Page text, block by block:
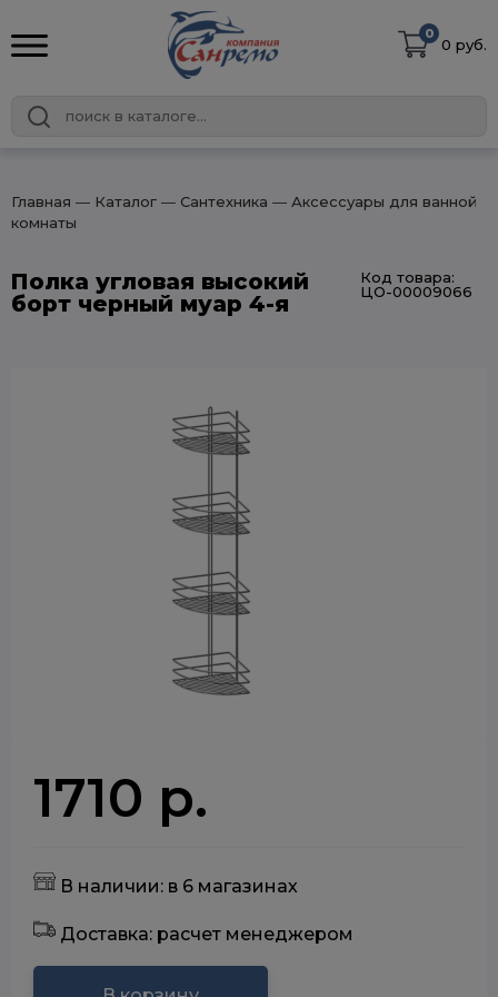
0
0 руб.
Главная ― Каталог ― Сантехника ― Аксессуары для ванной
комнаты
Полка угловая высокий
борт черный муар 4-я
Код товара:
ЦО-00009066
1710 р.
В наличии: в 6 магазинах
Доставка: расчет менеджером